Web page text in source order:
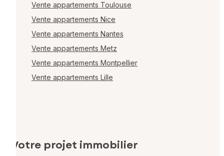
Vente appartements Toulouse
Vente appartements Nice
Vente appartements Nantes
Vente appartements Metz
Vente appartements Montpellier
Vente appartements Lille
Votre projet immobilier